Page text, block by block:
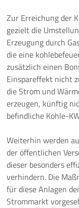
Zur Erreichung der
gezielt die
Erzeugung durch
die eine
zusätzlich einen
Einspareffekt nicht
die Strom und
erzeugen, künftig
befindliche Kohle-
Weiterhin werden
der öffentlichen
dieser besonders
verhindern. Die
für diese Anlagen
Strommarkt